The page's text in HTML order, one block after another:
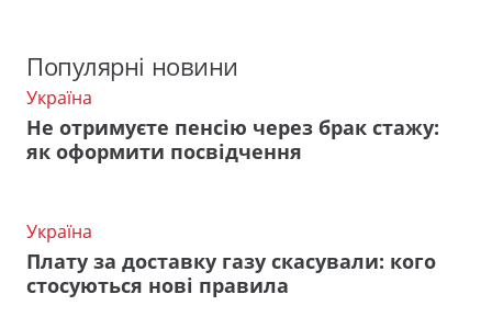
Популярні новини
Україна
Не отримуєте пенсію через брак стажу:
як оформити посвідчення
Україна
Плату за доставку газу скасували: кого
стосуються нові правила